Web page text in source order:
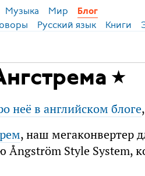
Музыка Мир
Блог
Русский язык Книги
неё в английском блоге
, наш мегаконвертер
Style System,